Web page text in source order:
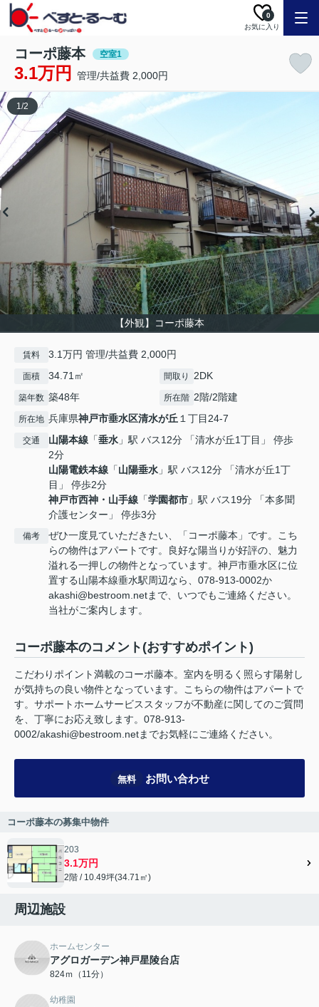
お気に入り
0
コーポ藤本 空室1
3.1万円 管理/共益費 2,000円
【外観】コーポ藤本
1/2
賃料 3.1万円 管理/共益費 2,000円
面積 34.71㎡ 間取り 2DK
築年数 築48年 所在階 2階/2階建
所在地 兵庫県神戸市垂水区清水が丘１丁目24-7
交通 山陽本線 「垂水 」駅 バス12分 「清水が丘1丁目」 停歩
2分
山陽電鉄本線 「山陽垂水 」駅 バス12分 「清水が丘1丁
目」 停歩2分
神戸市西神・山手線 「学園都市 」駅 バス19分 「本多聞
介護センター」 停歩3分
備考
ぜひ一度見ていただきたい、「コーポ藤本」です。こち
らの物件はアパートです。良好な陽当りが好評の、魅力
溢れる一押しの物件となっています。神戸市垂水区に位
置する山陽本線垂水駅周辺なら、078-913-0002か
akashi@bestroom.netまで、いつでもご連絡ください。
当社がご案内します。
コーポ藤本のコメント(おすすめポイント)
こだわりポイント満載のコーポ藤本。室内を明るく照らす陽射し
が気持ちの良い物件となっています。こちらの物件はアパートで
す。サポートホームサービススタッフが不動産に関してのご質問
を、丁寧にお応え致します。078-913-
0002/akashi@bestroom.netまでお気軽にご連絡ください。
無料 お問い合わせ
コーポ藤本の募集中物件
203
3.1万円
2階 / 10.49坪(34.71㎡)
周辺施設
ホームセンター
アグロガーデン神戸星陵台店
824ｍ（11分）
幼稚園